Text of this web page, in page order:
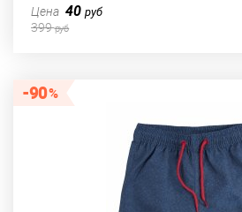
Цена 40руб
399руб
90